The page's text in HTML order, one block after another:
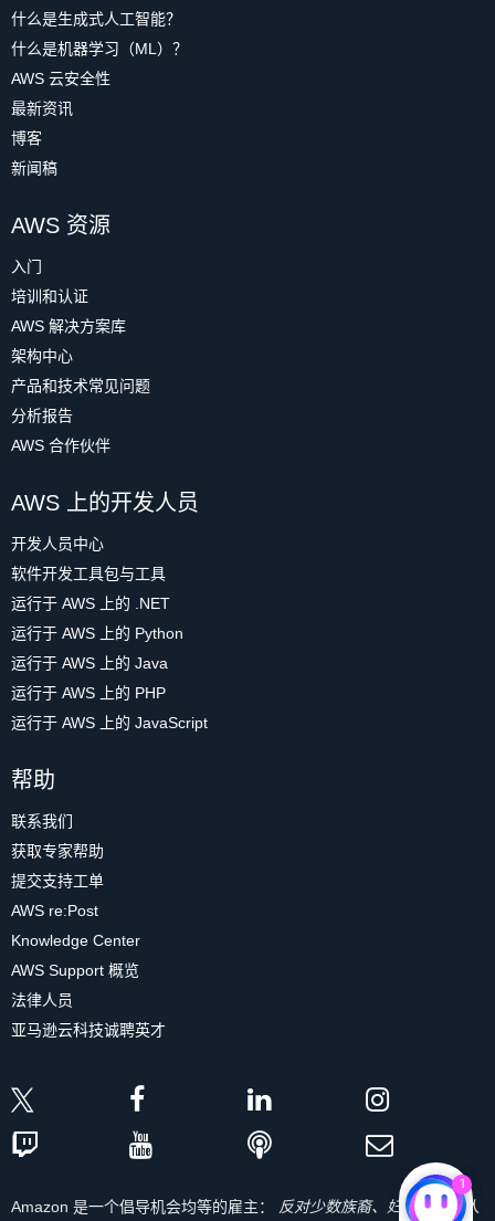
什么是生成式人工智能？
什么是机器学习（ML）？
AWS 云安全性
最新资讯
博客
新闻稿
AWS 资源
入门
培训和认证
AWS 解决方案库
架构中心
产品和技术常见问题
分析报告
AWS 合作伙伴
AWS 上的开发人员
开发人员中心
软件开发工具包与工具
运行于 AWS 上的 .NET
运行于 AWS 上的 Python
运行于 AWS 上的 Java
运行于 AWS 上的 PHP
运行于 AWS 上的 JavaScript
帮助
联系我们
获取专家帮助
提交支持工单
AWS re:Post
Knowledge Center
AWS Support 概览
法律人员
亚马逊云科技诚聘英才
Amazon 是一个倡导机会均等的雇主： 反对少数族裔、妇女、残疾人
1